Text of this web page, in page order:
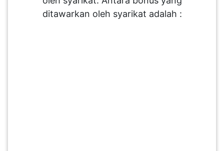
ditawarkan oleh syarikat adalah :